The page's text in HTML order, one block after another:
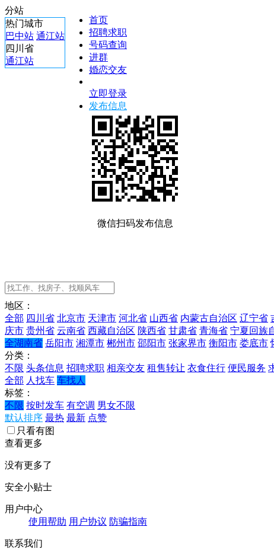
分站
热门城市
巴中站 通江站
四川省
通江站
首页
招聘求职
号码查询
进群
婚恋交友
立即登录
发布信息
微信扫码发布信息
地区：
全部 四川省 北京市 天津市 河北省 山西省 内蒙古自治区 辽宁省
庆市 贵州省 云南省 西藏自治区 陕西省 甘肃省 青海省 宁夏回族
全湖南省 岳阳市 湘潭市 郴州市 邵阳市 张家界市 衡阳市 娄底市
分类：
不限 头条信息 招聘求职 相亲交友 租售转让 衣食住行 便民服务
全部 人找车 车找人
标签：
不限 按时发车 有空调 男女不限
默认排序 最热 最新 点赞
只看有图
查看更多
没有更多了
安全小贴士
用户中心
使用帮助 用户协议 防骗指南
联系我们